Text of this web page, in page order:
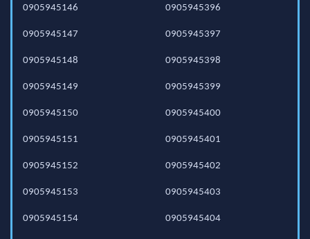
0905945146
0905945147
0905945148
0905945149
0905945150
0905945151
0905945152
0905945153
0905945154
0905945396
0905945397
0905945398
0905945399
0905945400
0905945401
0905945402
0905945403
0905945404